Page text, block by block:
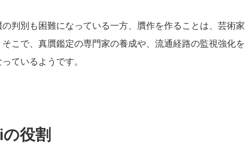
判別も困難になっている一方、贋作を作ることは、芸術家
こで、真贋鑑定の専門家の養成や、流通経路の監視強化を
ているようです。
役割